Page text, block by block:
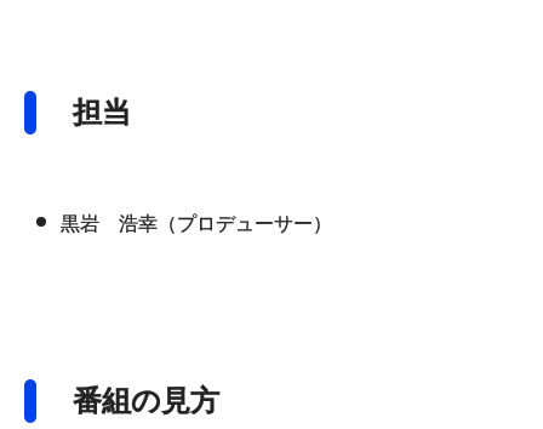
担当
黒岩 浩幸（プロデューサー）
番組の見方